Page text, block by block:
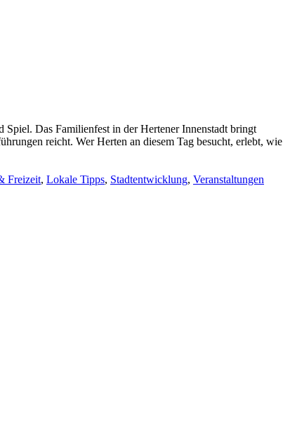
Das Familienfest in der Hertener Innenstadt bringt
reicht. Wer Herten an diesem Tag besucht, erlebt, wie
Freizeit, Lokale Tipps, Stadtentwicklung, Veranstaltungen